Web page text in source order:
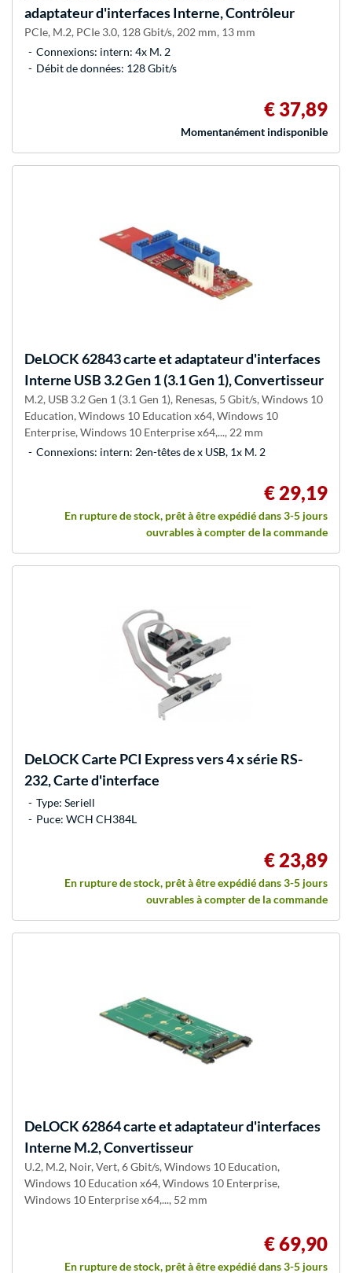
adaptateur d'interfaces Interne, Contrôleur
PCIe, M.2, PCIe 3.0, 128 Gbit/s, 202 mm, 13 mm
Connexions: intern: 4x M. 2
Débit de données: 128 Gbit/s
€ 37,89
Momentanément indisponible
DeLOCK62843 carte et adaptateur d'interfaces
Interne USB 3.2 Gen 1 (3.1 Gen 1), Convertisseur
M.2, USB 3.2 Gen 1 (3.1 Gen 1), Renesas, 5 Gbit/s, Windows 10
Education, Windows 10 Education x64, Windows 10
Enterprise, Windows 10 Enterprise x64,..., 22 mm
Connexions: intern: 2en-têtes de x USB, 1x M. 2
€ 29,19
En rupture de stock, prêt à être expédié dans 3-5 jours
ouvrables à compter de la commande
DeLOCKCarte PCI Express vers 4 x série RS-
232, Carte d'interface
Type: Seriell
Puce: WCH CH384L
€ 23,89
En rupture de stock, prêt à être expédié dans 3-5 jours
ouvrables à compter de la commande
DeLOCK62864 carte et adaptateur d'interfaces
Interne M.2, Convertisseur
U.2, M.2, Noir, Vert, 6 Gbit/s, Windows 10 Education,
Windows 10 Education x64, Windows 10 Enterprise,
Windows 10 Enterprise x64,..., 52 mm
€ 69,90
En rupture de stock, prêt à être expédié dans 3-5 jours